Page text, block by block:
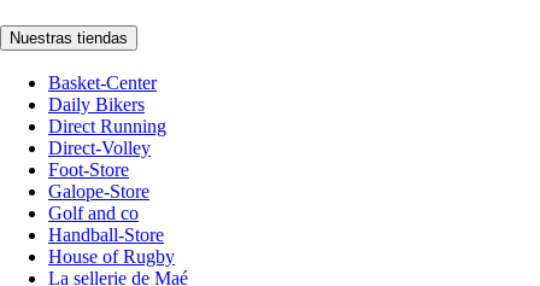
Nuestras tiendas
Basket-Center
Daily Bikers
Direct Running
Direct-Volley
Foot-Store
Galope-Store
Golf and co
Handball-Store
House of Rugby
La sellerie de Maé